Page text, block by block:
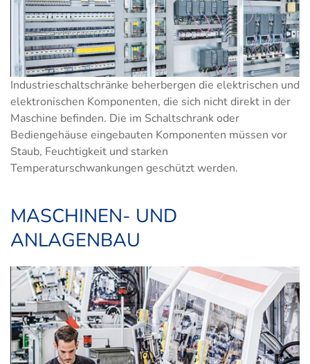
Industrieschaltschränke beherbergen die elektrischen und
elektronischen Komponenten, die sich nicht direkt in der
Maschine befinden. Die im Schaltschrank oder
Bediengehäuse eingebauten Komponenten müssen vor
Staub, Feuchtigkeit und starken
Temperaturschwankungen geschützt werden.
MASCHINEN- UND
ANLAGENBAU